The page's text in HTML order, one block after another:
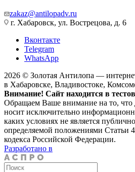
zakaz@antilopadv.ru
г. Хабаровск, ул. Вострецова, д. 6
Вконтакте
Telegram
WhatsApp
2026 © Золотая Антилопа —
в Хабаровске, Владивостоке,
Внимание! Сайт находится в
Обращаем Ваше внимание на то, что
носит исключительно
каких условиях не является
определяемой положениями Статьи
кодекса Российской Федерации.
Разработано в